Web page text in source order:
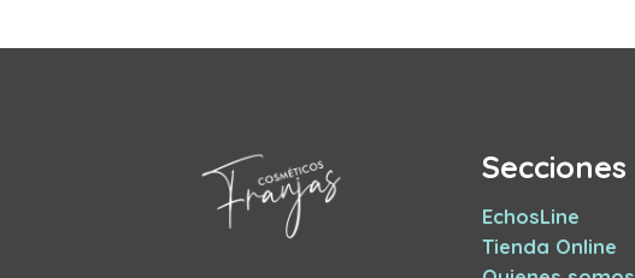
Secciones
EchosLine
Tienda Online